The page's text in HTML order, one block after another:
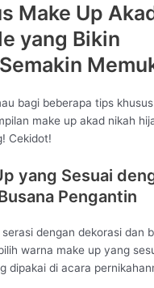
Make Up
yang Bikin
bagi beberapa tips
make up akad nikah
Cekidot!
yang Sesuai
Pengantin
dengan dekorasi dan
warna make up yang
dipakai di acara